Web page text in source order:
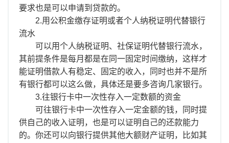
要求也是可以申请到贷款的。
2.用公积金缴存证明或者个人纳税证明代替银行
流水
可以用个人纳税证明、社保证明代替银行流水，
其前提条件是每月都是在同一固定时间缴纳，这样才
能证明借款人有稳定、固定的收入，同时也并不是所
有银行都可以这么做，具体还是要多咨询几家银行。
3.往银行卡中一次性存入一定数额的资金
可往银行卡中一次性存入一定金额的钱，同时提
供自己的收入证明，也是可以证明自己的还款能力
的。你还可以向银行提供其他大额财产证明，比如其